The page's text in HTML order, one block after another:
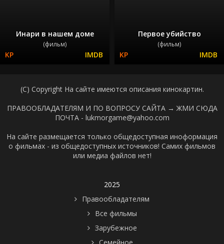
Инари в нашем доме
(фильм)
Первое убийство
(фильм)
(C) Copyright На сайте имеются описания кинокартин.
ПРАВООБЛАДАТЕЛЯМ И ПО ВОПРОСУ САЙТА → ЖМИ СЮДА
ПОЧТА - lukmorgame@yahoo.com
На сайте размещается только общедоступная иноформация
о фильмах - из общедоступных источников! Самих фильмов
или медиа файлов нет!
2025
Правообладателям
Все фильмы
Зарубежное